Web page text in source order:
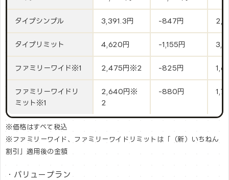
タイプシンプル 3,391.3円 -847円
タイプリミット 4,620円 -1,155円
ファミリーワイド※1 2,475円※2 -825円
ファミリーワイドリ
ミット※1
2,640円※
2
-880円
※価格はすべて税込
※ファミリーワイド、ファミリーワイドリミットは「（新）いちねん
割引」適用後の金額
・バリュープラン